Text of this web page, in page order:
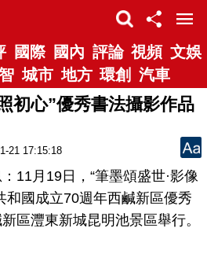
國際 國內 評論 視頻 文娛
城市 地方 環創 汽車
初心”優秀書法攝影作品
21 17:15:18
月19日，“筆墨頌盛世·影像
和國成立70週年西鹹新區優秀
區灃東新城昆明池景區舉行。